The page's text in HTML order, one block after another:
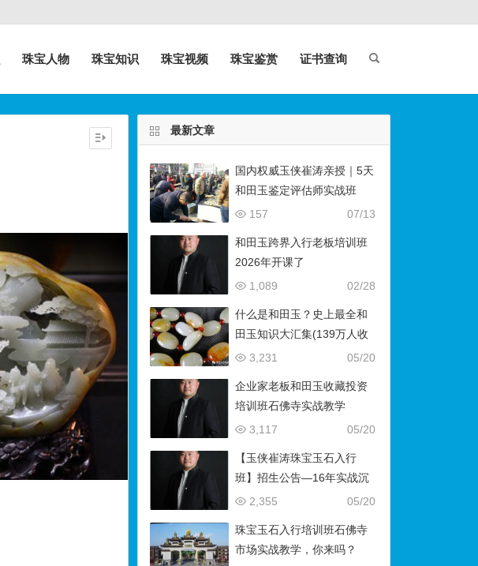
珠宝人物 珠宝知识 珠宝视频 珠宝鉴赏 证书查询
最新文章
国内权威玉侠崔涛亲授｜5天
和田玉鉴定评估师实战班
（石佛寺9月开班）
07/13
157
和田玉跨界入行老板培训班
2026年开课了
02/28
1,089
什么是和田玉？史上最全和
田玉知识大汇集(139万人收
藏）
05/20
3,231
企业家老板和田玉收藏投资
培训班石佛寺实战教学
05/20
3,117
【玉侠崔涛珠宝玉石入行
班】招生公告—16年实战沉
淀，助你叩开财富与传承之
05/20
2,355
珠宝玉石入行培训班石佛寺
市场实战教学，你来吗？